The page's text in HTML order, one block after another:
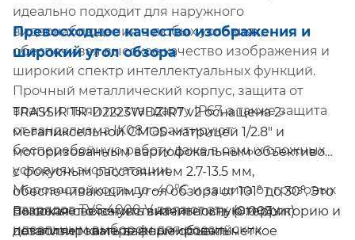
идеально подходит для наружного
видеонаблюдения в любых условиях,
обеспечивая высокое качество изображения и
широкий спектр интеллектуальных функций.
Прочный металлический корпус, защита от
влаги и пыли по стандарту IP67, а также защита
от вандализма IK08 гарантируют
бесперебойную работу даже в самых сложных
условиях эксплуатации.
Морозостойкость до -40°C и защита от грозовых
разрядов TVS 4000 V делают эту камеру
идеальным выбором для российских
Превосходное качество изображения и
широкий угол обзора
TRASSIR TR-D2223WDZIR7 v2 оснащена 2-
мегапиксельной CMOS-матрицей 1/2.8" и
моторизованным вариофокальным объективом
с фокусным расстоянием 2.7-13.5 мм,
обеспечивающим угол обзора от 101° до 30°. Это
позволяет охватить значительную территорию и
детализировать важные объекты.
Высокая светочувствительность (0.003 лк)
позволяет камере формировать четкое